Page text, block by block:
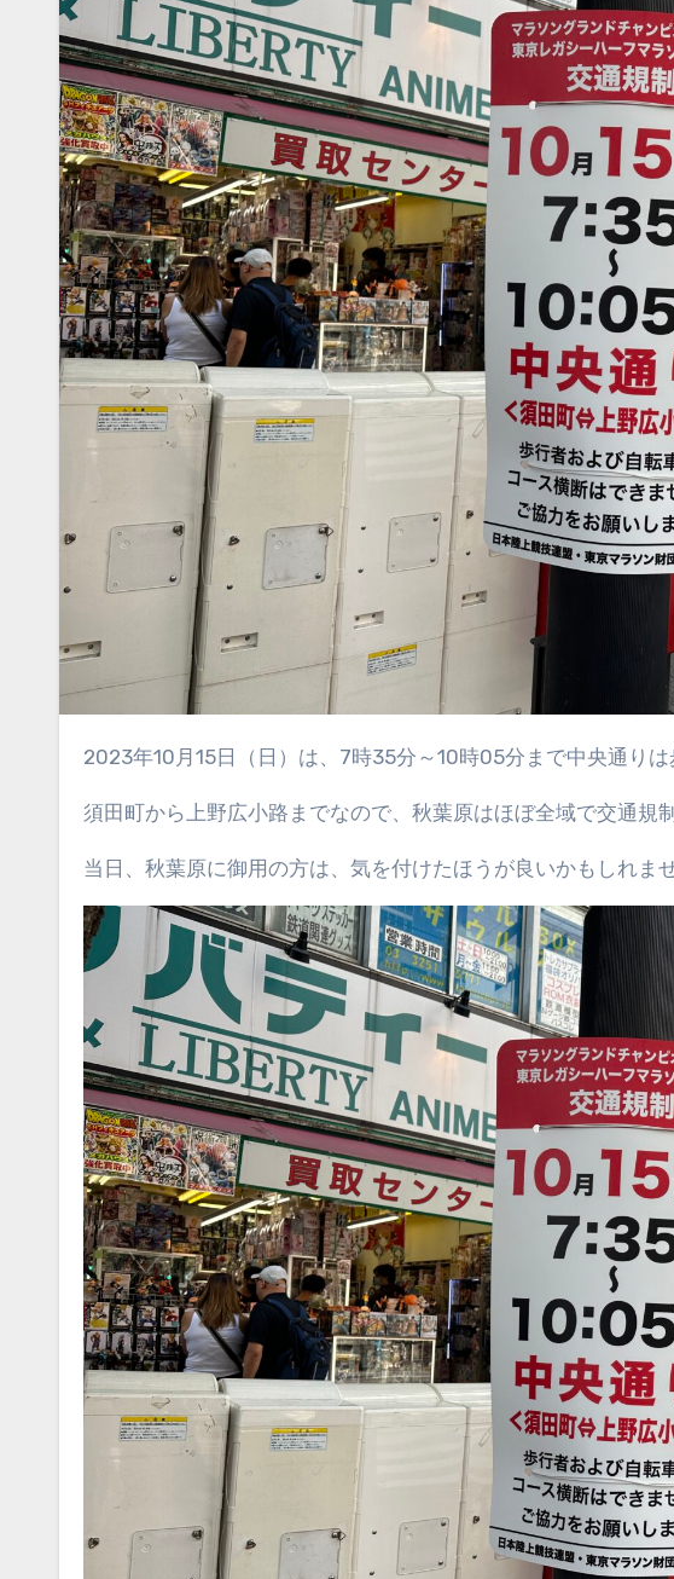
2023年10月15日（日）は、7時35分～10時05分まで中央通り
須田町から上野広小路までなので、秋葉原はほぼ全域で交通規
当日、秋葉原に御用の方は、気を付けたほうが良いかもしれませ